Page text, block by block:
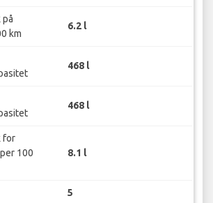
km
6.2 l
468 l
468 l
for
100
8.1 l
5